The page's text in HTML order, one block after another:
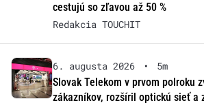
cestujú so zľavou až 50 %
Redakcia TOUCHIT
6. augusta 2026 •
5m
Slovak Telekom v prvom polroku
zákazníkov, rozšíril optickú sieť a